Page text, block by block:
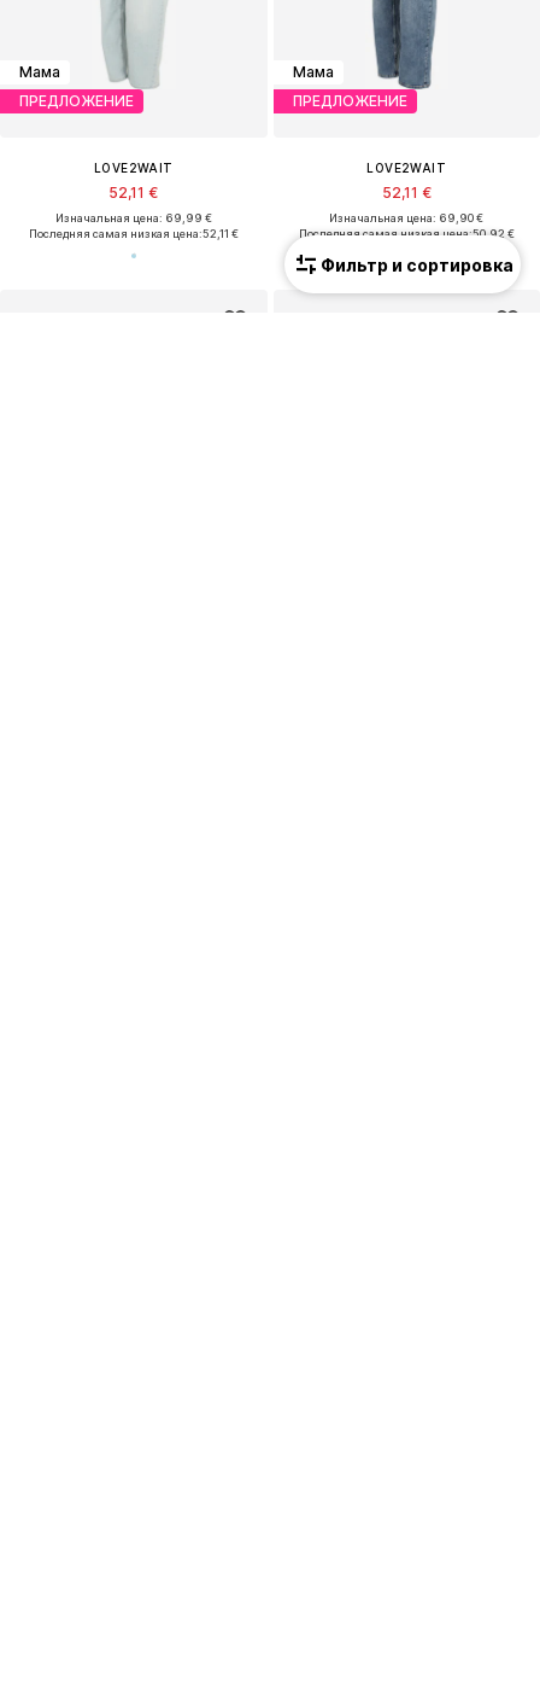
Мама
ПРЕДЛОЖЕНИЕ
LOVE2WAIT
52,11 €
Изначальная цена: 69,99 €
Последняя самая низкая цена:52,11 €
Мама
ПРЕДЛОЖЕНИЕ
LOVE2WAIT
52,11 €
Изначальная цена: 69,90 €
Последняя самая низкая цена:50,92 €
Фильтр и сортировка